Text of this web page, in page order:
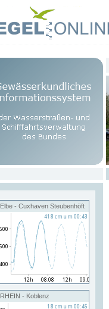
Elbe - Cuxhaven Steubenhöft
RHEIN - Koblenz